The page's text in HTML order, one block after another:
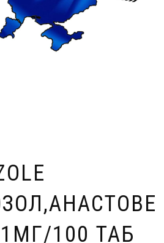
100 ТАБ